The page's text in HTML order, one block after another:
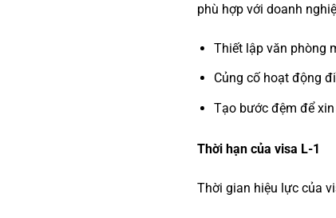
phù hợp với doanh
Thiết lập văn phòng
Củng cố hoạt động
Tạo bước đệm để
Thời hạn của visa L-1
Thời gian hiệu lực của